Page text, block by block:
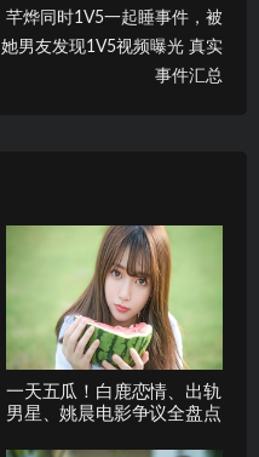
芊烨同时1V5一起睡事件，被
她男友发现1V5视频曝光 真实
事件汇总
一天五瓜！白鹿恋情、出轨
男星、姚晨电影争议全盘点